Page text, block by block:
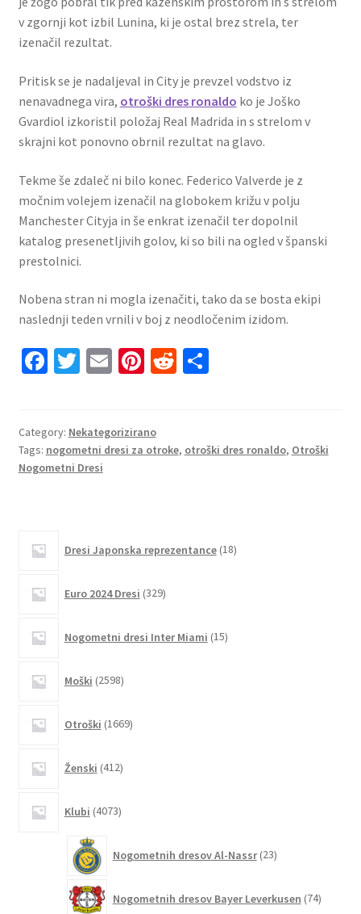
v zgornji kot izbil Lunina, ki je ostal brez strela, ter
izenačil rezultat.
Pritisk se je nadaljeval in City je prevzel vodstvo iz
nenavadnega vira, otroški dres ronaldo ko je Joško
Gvardiol izkoristil položaj Real Madrida in s strelom v
skrajni kot ponovno obrnil rezultat na glavo.
Tekme še zdaleč ni bilo konec. Federico Valverde je z
močnim volejem izenačil na globokem križu v polju
Manchester Cityja in še enkrat izenačil ter dopolnil
katalog presenetljivih golov, ki so bili na ogled v španski
prestolnici.
Nobena stran ni mogla izenačiti, tako da se bosta ekipi
naslednji teden vrnili v boj z neodločenim izidom.
Fa
o
o
T
er
E
l
Pi
es
t
R
di
t
S
e
Category: Nekategorizirano
Tags: nogometni dresi za otroke, otroški dres ronaldo, Otroški
Nogometni Dresi
Dresi Japonska reprezentance 18izdelkov
Euro 2024 Dresi 329izdelkov
Nogometni dresi Inter Miami 15izdelkov
Moški 2598izdelkov
Otroški 1669izdelkov
Ženski 412izdelkov
Klubi 4073izdelkov
Nogometnih dresov Al-Nassr 23izdelkov
Nogometnih dresov Bayer Leverkusen 74izdelkov